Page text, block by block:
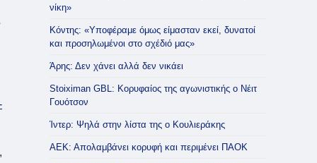
νίκη»
Κόντης: «Υποφέραμε όμως είμασταν εκεί, δυνατοί
και προσηλωμένοι στο σχέδιό μας»
Άρης: Δεν χάνει αλλά δεν νικάει
Stoiximan GBL: Κορυφαίος της αγωνιστικής ο Νέιτ
Γουότσον
Ίντερ: Ψηλά στην λίστα της ο Κουλιεράκης
ΑΕΚ: Απολαμβάνει κορυφή και περιμένει ΠΑΟΚ